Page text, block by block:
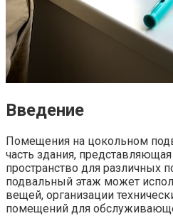
Введение
Помещения на цокольном
часть здания,
пространство для различных
подвальный этаж может
вещей, организации
помещений для